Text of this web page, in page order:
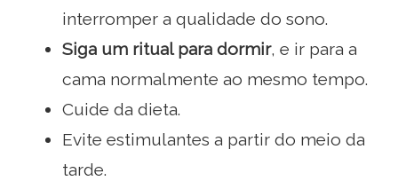
interromper a qualidade do sono.
Siga um ritual para dormir, e ir para a
cama normalmente ao mesmo tempo.
Cuide da dieta.
Evite estimulantes a partir do meio da
tarde.